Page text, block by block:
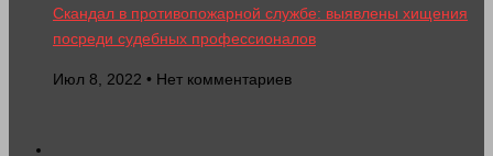
Скандал в противопожарной службе: выявлены хищения
посреди судебных профессионалов
Июл 8, 2022 • Нет комментариев